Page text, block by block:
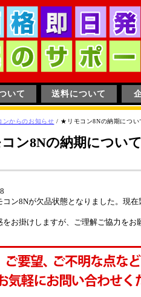
いて 送料について
ンからのお知らせ / ★リモコン8Nの納期につい
ン8Nの納期につい
コン8Nが欠品状態となりました。現
をお掛けしますが、ご理解ご協力をお